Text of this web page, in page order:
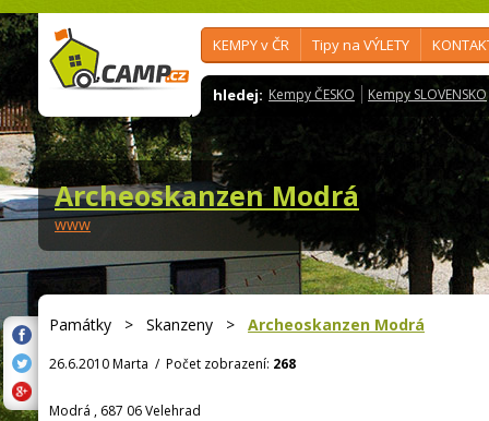
KEMPY v ČR Tipy na VÝLETY
hledej: Kempy ČESKO Kempy SLOVENSKO
Archeoskanzen Modrá
www
Památky > Skanzeny > Archeoskanzen Modrá
26.6.2010 Marta / Počet zobrazení: 268
Modrá , 687 06 Velehrad